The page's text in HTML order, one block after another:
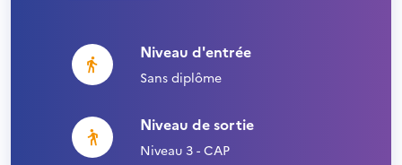
Niveau d'entrée
Sans diplôme
Niveau de sortie
Niveau 3 - CAP